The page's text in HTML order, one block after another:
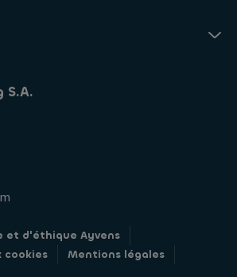
S.A.
et d'éthique Ayvens
cookies
Mentions légales